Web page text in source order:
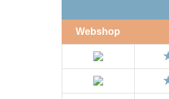
Webshop